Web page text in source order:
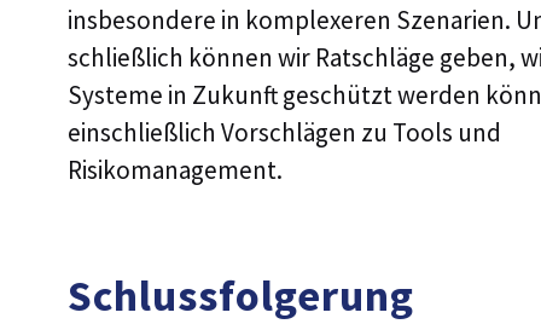
insbesondere in komplexeren Szenarien.
schließlich können wir Ratschläge geben,
Systeme in Zukunft geschützt werden
einschließlich Vorschlägen zu Tools und
Risikomanagement.
Schlussfolgerung